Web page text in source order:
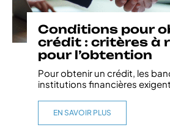
Conditions pour
crédit : critères à
pour l’obtention
Pour obtenir un crédit, les
institutions financières
EN SAVOIR PLUS